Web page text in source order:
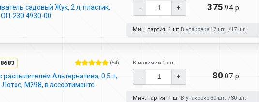
садовый Жук, 2 л, пластик,
230 4930-00
- + 375 .94 р.
Мин. партия: 1 шт.В упаковке:17 шт. 17 шт.
(54)
распылителем Альтернатива, 0.5 л,
Лотос, М298, в ассортименте
В наличии 1 шт.
- + 80.07 р.
Мин. партия: 1 шт. В упаковке:30 шт. 30 шт.